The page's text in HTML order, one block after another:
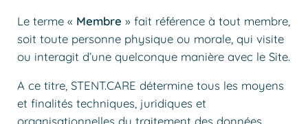
Le terme « Membre » fait référence à tout membre,
soit toute personne physique ou morale, qui visite
ou interagit d’une quelconque manière avec le Site.
A ce titre, STENT.CARE détermine tous les moyens
et finalités techniques, juridiques et
organisationnelles du traitement des données